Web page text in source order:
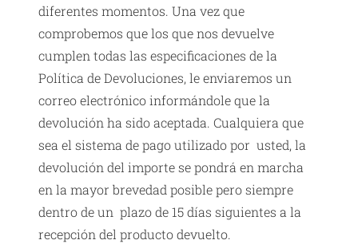
diferentes momentos. Una vez que
comprobemos que los que nos devuelve
cumplen todas las especificaciones de la
Política de Devoluciones, le enviaremos un
correo electrónico informándole que la
devolución ha sido aceptada. Cualquiera que
sea el sistema de pago utilizado por usted, la
devolución del importe se pondrá en marcha
en la mayor brevedad posible pero siempre
dentro de un plazo de 15 días siguientes a la
recepción del producto devuelto.